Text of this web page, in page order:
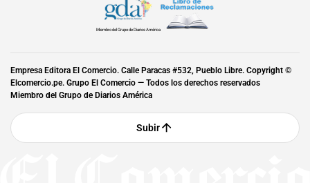
Miembro del Grupo de Diarios América
Empresa Editora El Comercio. Calle Paracas #532, Pueblo Libre. Copyright ©
Elcomercio.pe. Grupo El Comercio — Todos los derechos reservados
Miembro del Grupo de Diarios América
Subir